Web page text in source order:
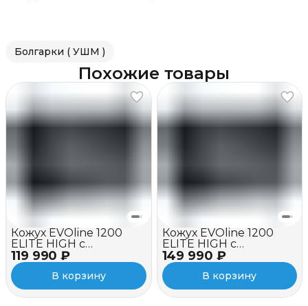
Болгарки ( УШМ )
Похожие товары
119 990 ₽
Кожух EVOline 1200
ELITE HIGH c
вентилятором
В корзину
149 990 ₽
Кожух EVOline 1200
ELITE HIGH c
вентилятором и
зимним пакетом
В корзину